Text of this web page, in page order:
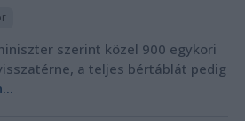
szerint közel 900 egykori
a teljes bértáblát pedig